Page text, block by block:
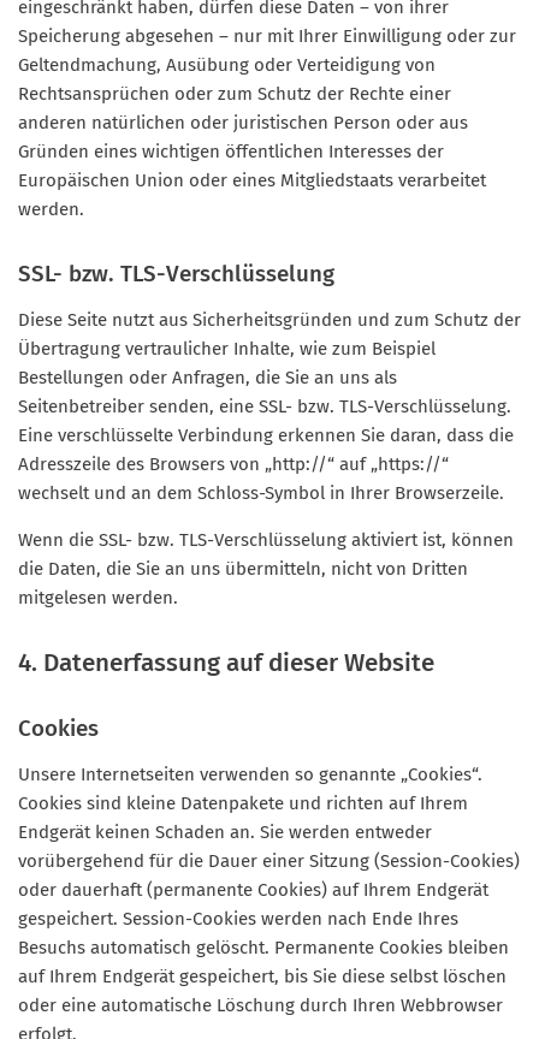
eingeschränkt haben, dürfen diese Daten – von ihrer
Speicherung abgesehen – nur mit Ihrer Einwilligung oder zur
Geltendmachung, Ausübung oder Verteidigung von
Rechtsansprüchen oder zum Schutz der Rechte einer
anderen natürlichen oder juristischen Person oder aus
Gründen eines wichtigen öffentlichen Interesses der
Europäischen Union oder eines Mitgliedstaats verarbeitet
werden.
SSL- bzw. TLS-Verschlüsselung
Diese Seite nutzt aus Sicherheitsgründen und zum Schutz der
Übertragung vertraulicher Inhalte, wie zum Beispiel
Bestellungen oder Anfragen, die Sie an uns als
Seitenbetreiber senden, eine SSL- bzw. TLS-Verschlüsselung.
Eine verschlüsselte Verbindung erkennen Sie daran, dass die
Adresszeile des Browsers von „http://“ auf „https://“
wechselt und an dem Schloss-Symbol in Ihrer Browserzeile.
Wenn die SSL- bzw. TLS-Verschlüsselung aktiviert ist, können
die Daten, die Sie an uns übermitteln, nicht von Dritten
mitgelesen werden.
4. Datenerfassung auf dieser Website
Cookies
Unsere Internetseiten verwenden so genannte „Cookies“.
Cookies sind kleine Datenpakete und richten auf Ihrem
Endgerät keinen Schaden an. Sie werden entweder
vorübergehend für die Dauer einer Sitzung (Session-Cookies)
oder dauerhaft (permanente Cookies) auf Ihrem Endgerät
gespeichert. Session-Cookies werden nach Ende Ihres
Besuchs automatisch gelöscht. Permanente Cookies bleiben
auf Ihrem Endgerät gespeichert, bis Sie diese selbst löschen
oder eine automatische Löschung durch Ihren Webbrowser
erfolgt.